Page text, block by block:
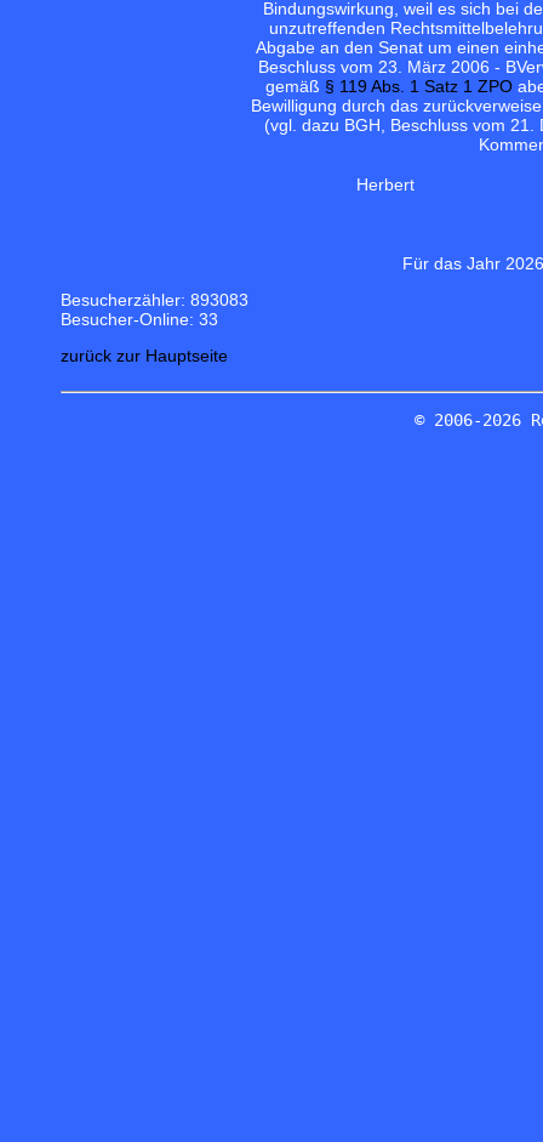
Bindungswirkung, weil es sich bei
unzutreffenden
Abgabe an den Senat um einen
Beschluss vom 23. März 2006 -
gemäß § 119 Abs. 1 Satz 1 ZPO
Bewilligung durch das
(vgl. dazu BGH, Beschluss vom
Herbert
Für das Jahr
Besucherzähler: 893083
Besucher-Online: 33
zurück zur Hauptseite
© 2006-2026